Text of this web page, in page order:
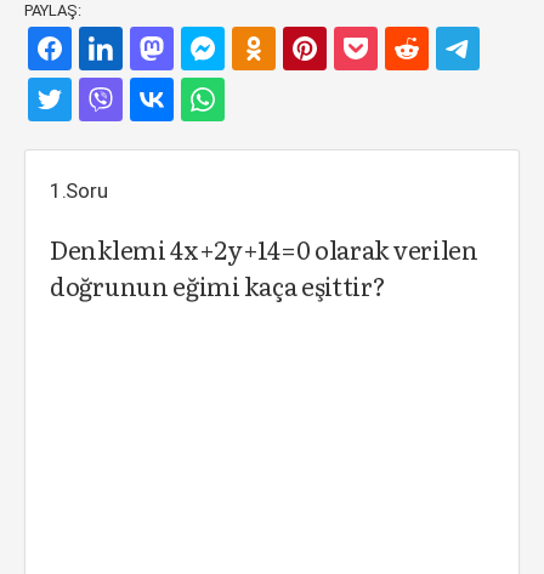
PAYLAŞ:
1.Soru
Denklemi 4x+2y+14=0 olarak verilen
doğrunun eğimi kaça eşittir?